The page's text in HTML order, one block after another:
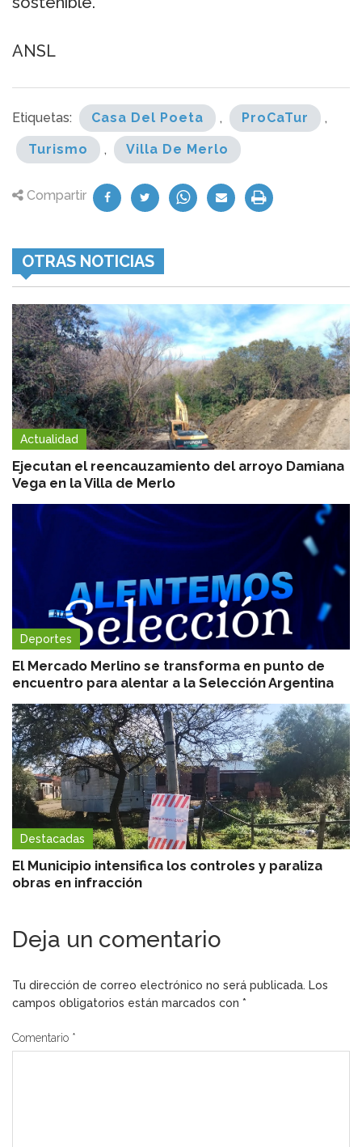
ANSL
Etiquetas: Casa Del Poeta , ProCaTur ,
Turismo , Villa De Merlo
Compartir
OTRAS NOTICIAS
Actualidad
Ejecutan el reencauzamiento del arroyo Damiana
Vega en la Villa de Merlo
Deportes
El Mercado Merlino se transforma en punto de
encuentro para alentar a la Selección Argentina
Destacadas
El Municipio intensifica los controles y paraliza
obras en infracción
Deja un comentario
Tu dirección de correo electrónico no será publicada. Los
campos obligatorios están marcados con *
Comentario *